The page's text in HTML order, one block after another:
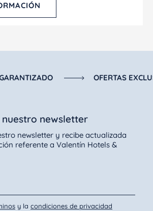
OFERTAS
newsletter
newsletter y recibe actualizada
referente a Valentín Hotels &
y la condiciones de privacidad